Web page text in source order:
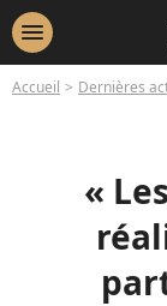
menu
Accueil Dernières
«